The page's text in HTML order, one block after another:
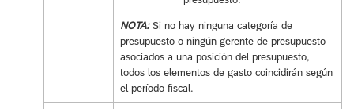
NOTA: Si no hay ninguna categoría de
presupuesto o ningún gerente de presupuesto
asociados a una posición del presupuesto,
todos los elementos de gasto coincidirán según
el período fiscal.